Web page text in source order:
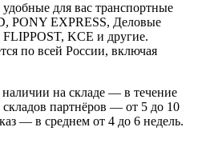
для вас транспортные
PONY EXPRESS, Деловые
KCE и другие.
по всей России, включая
на складе — в течение
складов партнёров — от 5 до 10
— в среднем от 4 до 6 недель.